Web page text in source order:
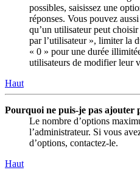
possibles, saisissez une
réponses. Vous pouvez
qu’un utilisateur peut
par l’utilisateur », limiter la
« 0 » pour une durée
utilisateurs de modifier leur
Haut
Pourquoi ne puis-je pas ajouter
Le nombre d’options
l’administrateur. Si vous
d’options, contactez-le.
Haut